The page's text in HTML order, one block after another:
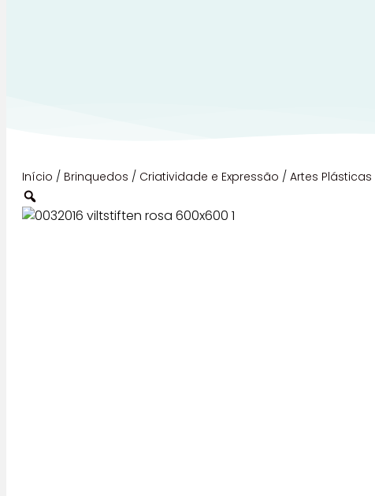
Início / Brinquedos / Criatividade e Expressão / Artes Plásticas